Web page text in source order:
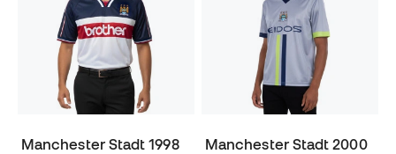
Manchester Stadt 1998
Manchester Stadt 2000